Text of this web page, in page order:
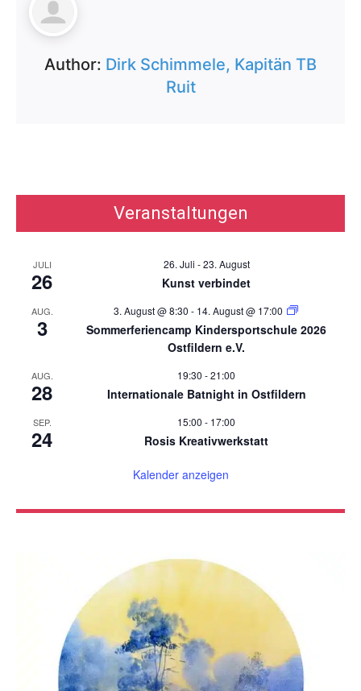
Author: Dirk Schimmele, Kapitän TB
Ruit
Veranstaltungen
JULI
26
26. Juli -23. August
Kunst verbindet
AUG.
3
3. August @ 8:30 - 14. August @ 17:00
Sommerferiencamp Kindersportschule 2026
Ostfildern e.V.
AUG.
28
19:30 -21:00
Internationale Batnight in Ostfildern
SEP.
24
15:00 - 17:00
Rosis Kreativwerkstatt
Kalender anzeigen